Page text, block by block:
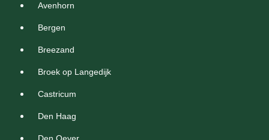
Avenhorn
Bergen
Breezand
Broek op Langedijk
Castricum
Den Haag